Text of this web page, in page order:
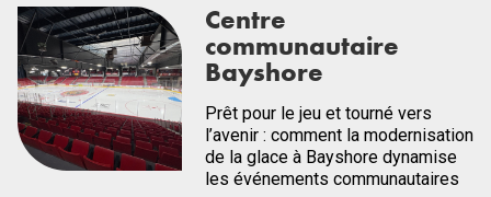
Centre
communautaire
Bayshore
Prêt pour le jeu et tourné vers
l’avenir : comment la modernisation
de la glace à Bayshore dynamise
les événements communautaires